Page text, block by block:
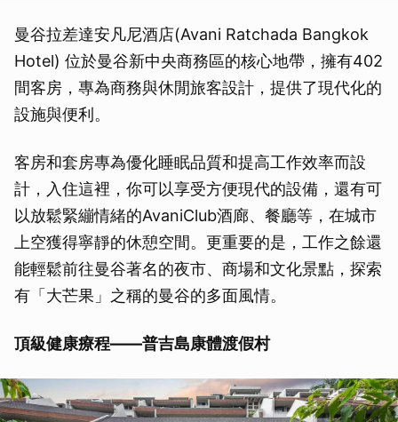
曼谷拉差達安凡尼酒店(Avani Ratchada Bangkok
Hotel) 位於曼谷新中央商務區的核心地帶，擁有402
間客房，專為商務與休閒旅客設計，提供了現代化的
設施與便利。
客房和套房專為優化睡眠品質和提高工作效率而設
計，入住這裡，你可以享受方便現代的設備，還有可
以放鬆緊繃情緒的AvaniClub酒廊、餐廳等，在城市
上空獲得寧靜的休憩空間。更重要的是，工作之餘還
能輕鬆前往曼谷著名的夜市、商場和文化景點，探索
有「大芒果」之稱的曼谷的多面風情。
頂級健康療程——普吉島康體渡假村